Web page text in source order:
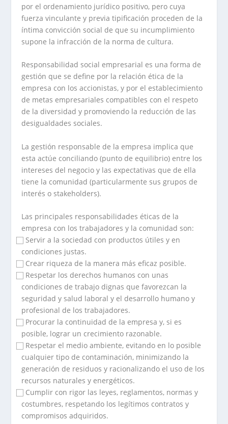
por el ordenamiento jurídico positivo, pero cuya
fuerza vinculante y previa tipificación proceden de la
íntima convicción social de que su incumplimiento
supone la infracción de la norma de cultura.
Responsabilidad social empresarial es una forma de
gestión que se define por la relación ética de la
empresa con los accionistas, y por el establecimiento
de metas empresariales compatibles con el respeto
de la diversidad y promoviendo la reducción de las
desigualdades sociales.
La gestión responsable de la empresa implica que
esta actúe conciliando (punto de equilibrio) entre los
intereses del negocio y las expectativas que de ella
tiene la comunidad (particularmente sus grupos de
interés o stakeholders).
Las principales responsabilidades éticas de la
empresa con los trabajadores y la comunidad son:
⃞ Servir a la sociedad con productos útiles y en
condiciones justas.
⃞ Crear riqueza de la manera más eficaz posible.
⃞ Respetar los derechos humanos con unas
condiciones de trabajo dignas que favorezcan la
seguridad y salud laboral y el desarrollo humano y
profesional de los trabajadores.
⃞ Procurar la continuidad de la empresa y, si es
posible, lograr un crecimiento razonable.
⃞ Respetar el medio ambiente, evitando en lo posible
cualquier tipo de contaminación, minimizando la
generación de residuos y racionalizando el uso de los
recursos naturales y energéticos.
⃞ Cumplir con rigor las leyes, reglamentos, normas y
costumbres, respetando los legítimos contratos y
compromisos adquiridos.